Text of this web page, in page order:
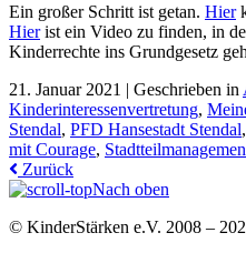
Ein großer Schritt ist getan. Hier
Hierist ein Video zu finden, in
Kinderrechte ins Grundgesetz
21. Januar 2021 | Geschrieben in
Kinderinteressenvertretung,
Stendal, PFD Hansestadt Stendal,
mit Courage,
Zurück
Nach oben
© KinderStärken e.V. 2008 –